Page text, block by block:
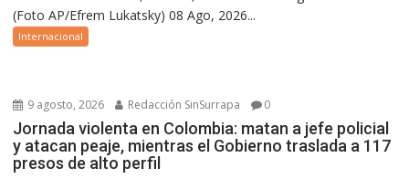
(Foto AP/Efrem Lukatsky) 08 Ago, 2026...
Internacional
9 agosto, 2026 Redacción SinSurrapa 0
Jornada violenta en Colombia: matan a jefe policial
y atacan peaje, mientras el Gobierno traslada a 117
presos de alto perfil